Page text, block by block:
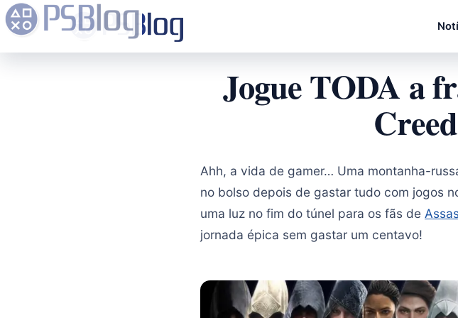
Jogue TODA a
Ahh, a vida de gamer… Uma montanha-
no bolso depois de gastar tudo com jogos
uma luz no fim do túnel para os fãs de
jornada épica sem gastar um centavo!